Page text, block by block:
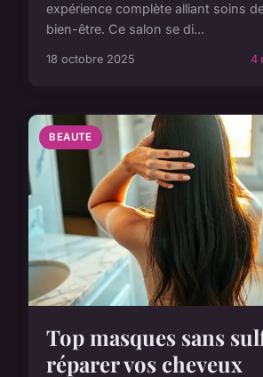
expérience complète alliant soins
bien-être. Ce salon se di...
18 octobre 2025 4
BEAUTE
Top masques sans
réparer vos cheveux